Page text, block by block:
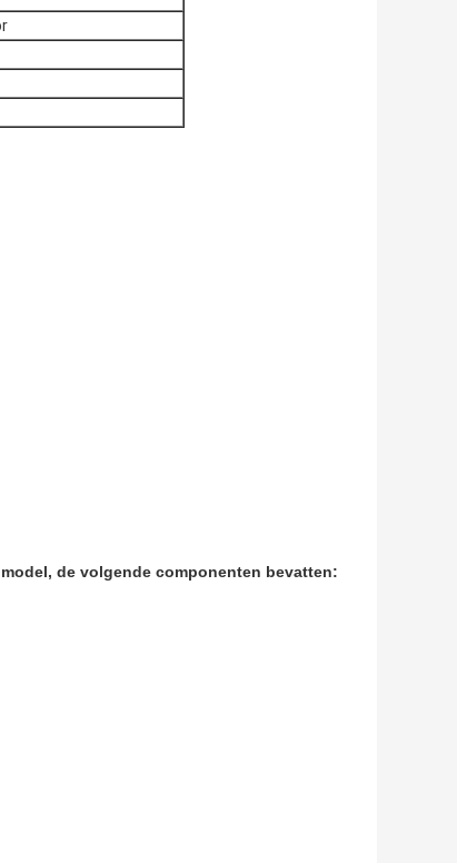
de volgende componenten bevatten: